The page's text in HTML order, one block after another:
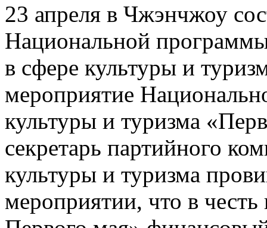
23 апреля в Чжэнчжоу
Национальной
в сфере культуры и
мероприятие
культуры и туризма
секретарь партийного
культуры и туризма
мероприятии, что в